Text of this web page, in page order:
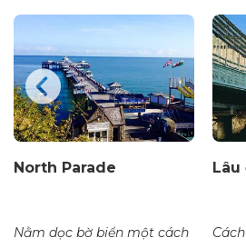
North Parade
Nằm dọc bờ biển một cách